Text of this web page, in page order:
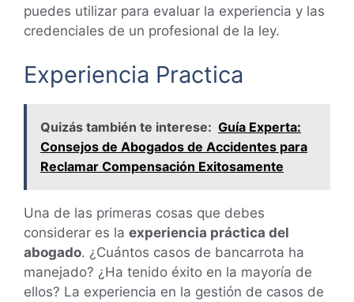
puedes utilizar para evaluar la experiencia y las
credenciales de un profesional de la ley.
Experiencia Practica
Quizás también te interese: Guía Experta:
Consejos de Abogados de Accidentes para
Reclamar Compensación Exitosamente
Una de las primeras cosas que debes
considerar es la experiencia práctica del
abogado. ¿Cuántos casos de bancarrota ha
manejado? ¿Ha tenido éxito en la mayoría de
ellos? La experiencia en la gestión de casos de